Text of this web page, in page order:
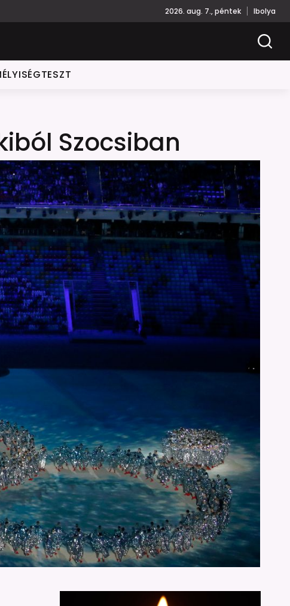
2026. aug. 7., péntek Ibolya
Szocsiban